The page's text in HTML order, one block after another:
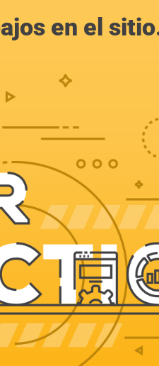
en el